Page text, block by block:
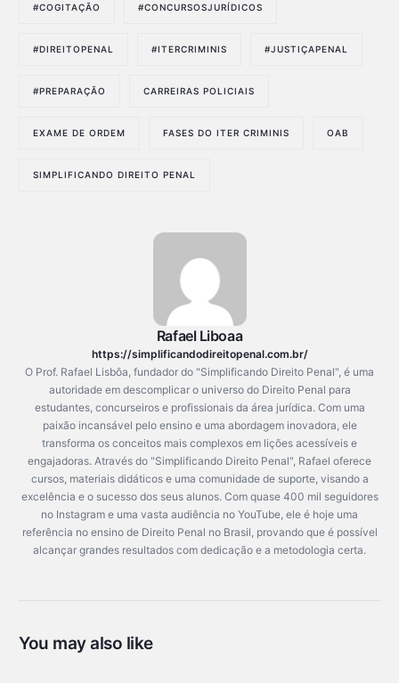
#COGITAÇÃO #CONCURSOSJURÍDICOS
#DIREITOPENAL #ITERCRIMINIS #JUSTIÇAPENAL
#PREPARAÇÃO CARREIRAS POLICIAIS
EXAME DE ORDEM FASES DO ITER CRIMINIS OAB
SIMPLIFICANDO DIREITO PENAL
Rafael Liboaa
https://simplificandodireitopenal.com.br/
O Prof. Rafael Lisbôa, fundador do "Simplificando Direito Penal", é uma
autoridade em descomplicar o universo do Direito Penal para
estudantes, concurseiros e profissionais da área jurídica. Com uma
paixão incansável pelo ensino e uma abordagem inovadora, ele
transforma os conceitos mais complexos em lições acessíveis e
engajadoras. Através do "Simplificando Direito Penal", Rafael oferece
cursos, materiais didáticos e uma comunidade de suporte, visando a
excelência e o sucesso dos seus alunos. Com quase 400 mil seguidores
no Instagram e uma vasta audiência no YouTube, ele é hoje uma
referência no ensino de Direito Penal no Brasil, provando que é possível
alcançar grandes resultados com dedicação e a metodologia certa.
You may also like